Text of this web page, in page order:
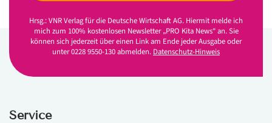
Hrsg.: VNR Verlag für die Deutsche Wirtschaft AG. Hiermit melde ich
mich zum 100% kostenlosen Newsletter „PRO Kita News“ an. Sie
können sich jederzeit über einen Link am Ende jeder Ausgabe oder
unter 0228 9550-130 abmelden. Datenschutz-Hinweis
Service